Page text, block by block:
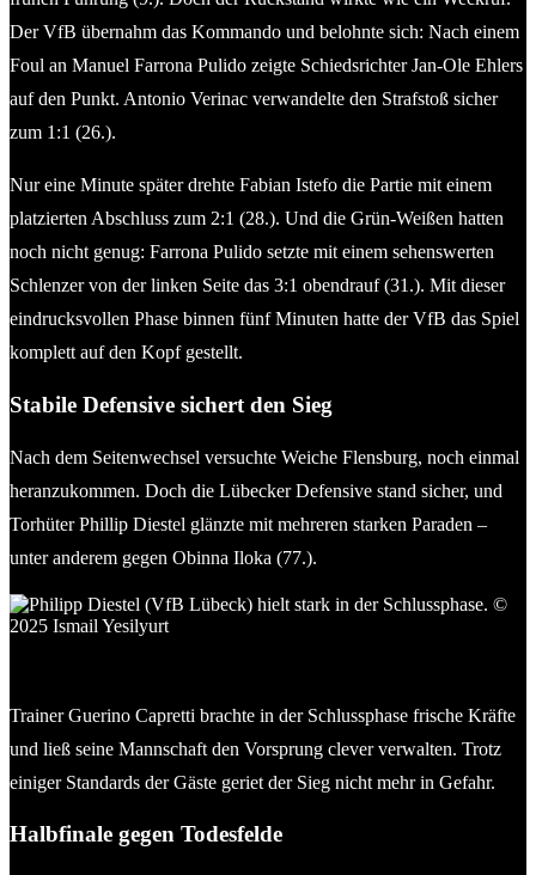
Der VfB übernahm das Kommando und belohnte sich: Nach einem
Foul an Manuel Farrona Pulido zeigte Schiedsrichter Jan-Ole Ehlers
auf den Punkt. Antonio Verinac verwandelte den Strafstoß sicher
zum 1:1 (26.).
Nur eine Minute später drehte Fabian Istefo die Partie mit einem
platzierten Abschluss zum 2:1 (28.). Und die Grün-Weißen hatten
noch nicht genug: Farrona Pulido setzte mit einem sehenswerten
Schlenzer von der linken Seite das 3:1 obendrauf (31.). Mit dieser
eindrucksvollen Phase binnen fünf Minuten hatte der VfB das Spiel
komplett auf den Kopf gestellt.
Stabile Defensive sichert den Sieg
Nach dem Seitenwechsel versuchte Weiche Flensburg, noch einmal
heranzukommen. Doch die Lübecker Defensive stand sicher, und
Torhüter Phillip Diestel glänzte mit mehreren starken Paraden –
unter anderem gegen Obinna Iloka (77.).
Trainer Guerino Capretti brachte in der Schlussphase frische Kräfte
und ließ seine Mannschaft den Vorsprung clever verwalten. Trotz
einiger Standards der Gäste geriet der Sieg nicht mehr in Gefahr.
Halbfinale gegen Todesfelde